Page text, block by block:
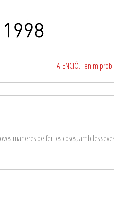
ATENCIÓ. Tenim
maneres de fer les coses, amb les